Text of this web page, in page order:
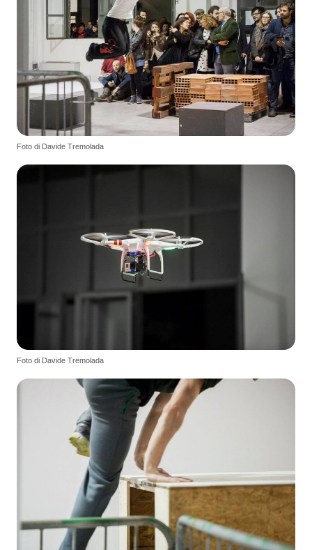
Foto di Davide Tremolada
Foto di Davide Tremolada